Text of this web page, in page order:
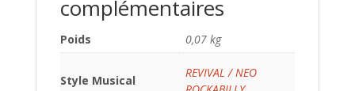
complémentaires
Poids 0,07 kg
Style Musical
REVIVAL / NEO